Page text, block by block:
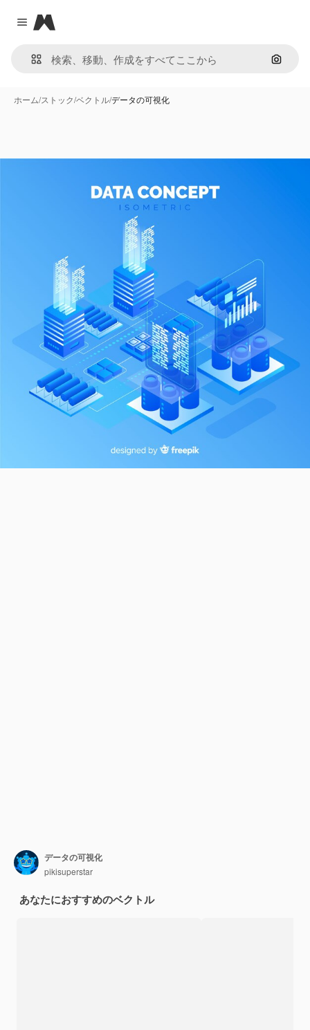
Close menu
Magnific
画像で
ホーム/ストック/ベクトル/データの可視化
データの可視化
pikisuperstar
あなたにおすすめのベクトル